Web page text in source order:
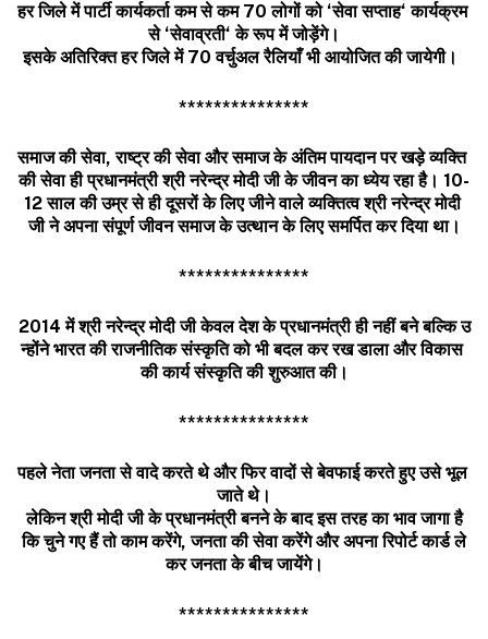
हर जिले में पार्टी कार्यकर्ता कम से कम70लोगों को‘सेवा सप्ताह‘कार्यक्रम
से‘सेवाव्रती‘के रूप में जोड़ेंगे।
इसके अतिरिक्त हर जिले में70वर्चुअल रैलियाँ भी आयोजित की जायेगी।
***************
समाज की सेवा,राष्ट्र की सेवा और समाज के अंतिम पायदान पर खड़े व्यक्ति
की सेवा ही प्रधानमंत्री श्री नरेन्द्र मोदी जी के जीवन का ध्येय रहा है। 10-
12साल की उम्र से ही दूसरों के लिए जीने वाले व्यक्तित्व श्री नरेन्द्र मोदी
जी ने अपना संपूर्ण जीवन समाज के उत्थान के लिए समर्पित कर दिया था।
***************
2014में श्री नरेन्द्र मोदी जी केवल देश के प्रधानमंत्री ही नहीं बने बल्कि उ
न्होंने भारत की राजनीतिक संस्कृति को भी बदल कर रख डाला और विकास
की कार्य संस्कृति की शुरुआत की।
***************
पहले नेता जनता से वादे करते थे और फिर वादों से बेवफाई करते हुए उसे भूल
जाते थे।
लेकिन श्री मोदी जी के प्रधानमंत्री बनने के बाद इस तरह का भाव जागा है
कि चुने गए हैं तो काम करेंगे,जनता की सेवा करेंगे और अपना रिपोर्ट कार्ड ले
कर जनता के बीच जायेंगे।
***************